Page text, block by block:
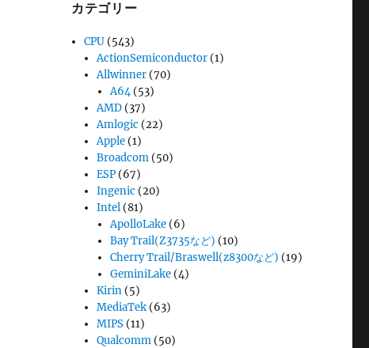
カテゴリー
CPU (543)
ActionSemiconductor (1)
Allwinner (70)
A64(53)
AMD (37)
Amlogic (22)
Apple (1)
Broadcom (50)
ESP (67)
Ingenic (20)
Intel (81)
ApolloLake(6)
Bay Trail(Z3735など) (10)
Cherry Trail/Braswell(z8300など) (19)
GeminiLake(4)
Kirin (5)
MediaTek (63)
MIPS (11)
Qualcomm (50)